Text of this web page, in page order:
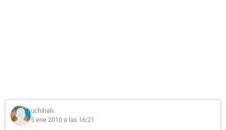
uchihah
5 ene 2010 a las 16:21